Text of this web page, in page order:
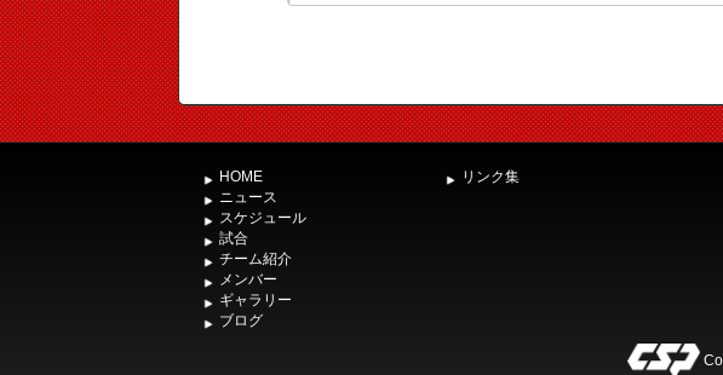
HOME
ニュース
スケジュール
試合
チーム紹介
メンバー
ギャラリー
ブログ
リンク集